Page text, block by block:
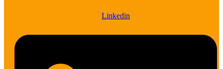
Linkedin